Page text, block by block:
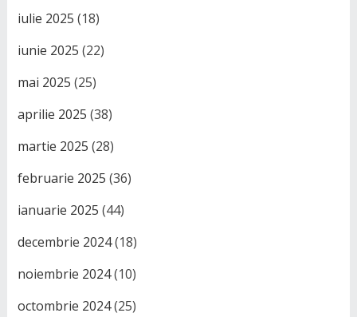
iulie 2025 (18)
iunie 2025 (22)
mai 2025 (25)
aprilie 2025 (38)
martie 2025 (28)
februarie 2025 (36)
ianuarie 2025 (44)
decembrie 2024(18)
noiembrie 2024(10)
octombrie 2024(25)